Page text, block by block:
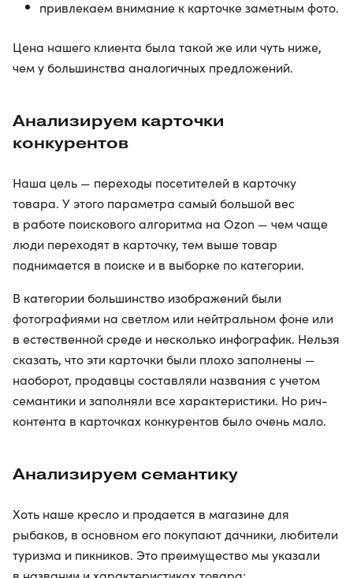
привлекаем внимание к карточке заметным фото.
Цена нашего клиента была такой же или чуть ниже,
чем у большинства аналогичных предложений.
Анализируем карточки
конкурентов
Наша цель — переходы посетителей в карточку
товара. У этого параметра самый большой вес
в работе поискового алгоритма на Ozon — чем чаще
люди переходят в карточку, тем выше товар
поднимается в поиске и в выборке по категории.
В категории большинство изображений были
фотографиями на светлом или нейтральном фоне или
в естественной среде и несколько инфографик. Нельзя
сказать, что эти карточки были плохо заполнены —
наоборот, продавцы составляли названия с учетом
семантики и заполняли все характеристики. Но рич-
контента в карточках конкурентов было очень мало.
Анализируем семантику
Хоть наше кресло и продается в магазине для
рыбаков, в основном его покупают дачники, любители
туризма и пикников. Это преимущество мы указали